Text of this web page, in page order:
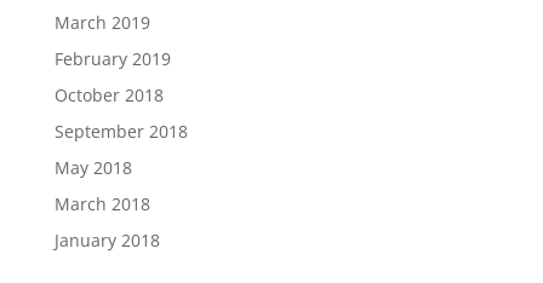
March 2019
February 2019
October 2018
September 2018
May 2018
March 2018
January 2018